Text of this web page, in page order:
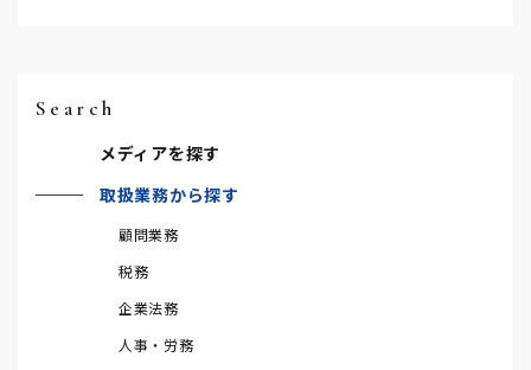
Search
メディアを探す
取扱業務から探す
顧問業務
税務
企業法務
人事・労務